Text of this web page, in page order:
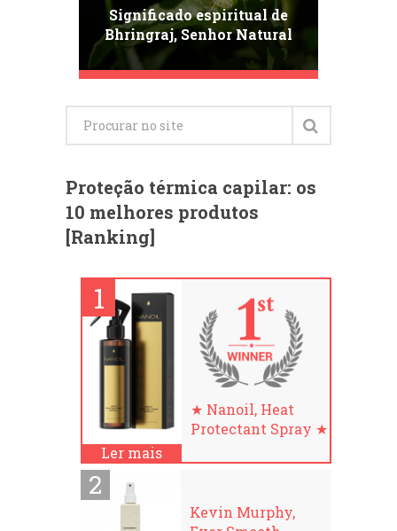
Significado espiritual de
Bhringraj, Senhor Natural
dos Cabelos da Índia
Proteção térmica capilar: os
10 melhores produtos
[Ranking]
★ Nanoil, Heat
Protectant Spray ★
Ler mais
Kevin Murphy,